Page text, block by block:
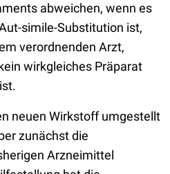
abweichen, wenn es
simile-Substitution ist,
verordnenden Arzt,
wirkgleiches Präparat
neuen Wirkstoff umgestellt
zunächst die
Arzneimittel